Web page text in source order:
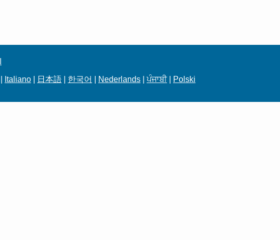
Italiano 日本語 한국어 Nederlands |ਪੰਜਾਬੀ|
Polski